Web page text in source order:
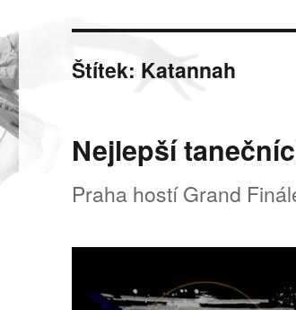
Štítek: Katannah
Nejlepší
Praha hostí Grand